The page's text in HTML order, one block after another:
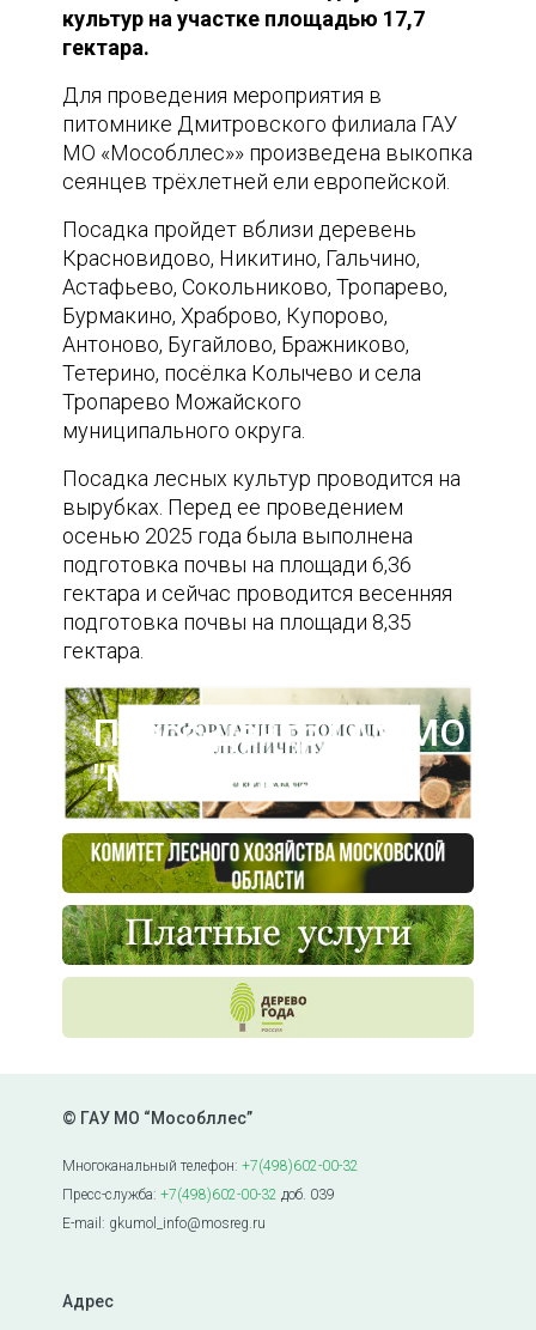
культур на участке площадью 17,7
гектара.
Для проведения мероприятия в
питомнике Дмитровского филиала ГАУ
МО «Мособллес»» произведена выкопка
сеянцев трёхлетней ели европейской.
Посадка пройдет вблизи деревень
Красновидово, Никитино, Гальчино,
Астафьево, Сокольниково, Тропарево,
Бурмакино, Храброво, Купорово,
Антоново, Бугайлово, Бражниково,
Тетерино, посёлка Колычево и села
Тропарево Можайского
муниципального округа.
Посадка лесных культур проводится на
вырубках. Перед ее проведением
осенью 2025 года была выполнена
подготовка почвы на площади 6,36
гектара и сейчас проводится весенняя
подготовка почвы на площади 8,35
гектара.
Пресс-центр ГАУ МО
"Мособллес"
© ГАУ МО “Мособллес”
Многоканальный телефон:+7(498)602-00-32
Пресс-служба:+7(498)602-00-32 доб. 039
E-mail: gkumol_info@mosreg.ru
Адрес